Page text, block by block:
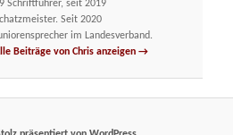
Schriftführer, seit 2019
Seit 2020
im Landesverband.
Beiträge von Chris anzeigen→